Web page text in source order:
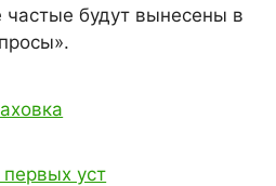
будут вынесены в
первых уст